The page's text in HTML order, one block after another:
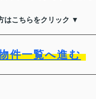
はこちらをクリック ▼
件一覧へ進む